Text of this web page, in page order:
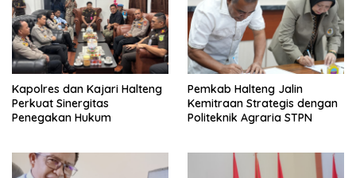
Kapolres dan Kajari Halteng
Perkuat Sinergitas
Penegakan Hukum
Pemkab Halteng Jalin
Kemitraan Strategis dengan
Politeknik Agraria STPN